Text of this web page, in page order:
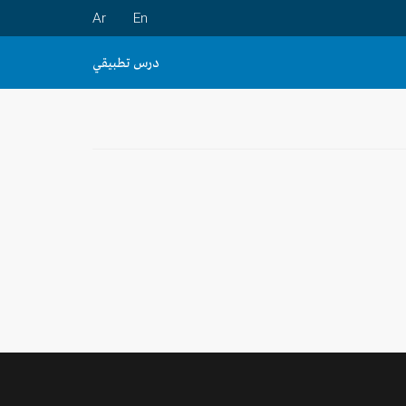
En
Ar
درس تطبيقي